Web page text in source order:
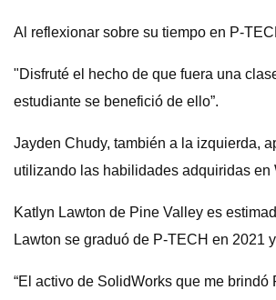
Al reflexionar sobre su tiempo en P-
"Disfruté el hecho de que fuera una
estudiante se benefició de ello”.
Jayden Chudy, también a la izquierda,
utilizando las habilidades adquiridas
Katlyn Lawton de Pine Valley es
Lawton se graduó de P-TECH en 2021
“El activo de SolidWorks que me